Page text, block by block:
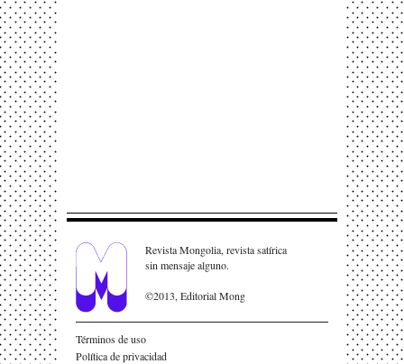
Revista Mongolia, revista satírica
sin mensaje alguno.
©2013, Editorial Mong
Términos de uso
Política de privacidad